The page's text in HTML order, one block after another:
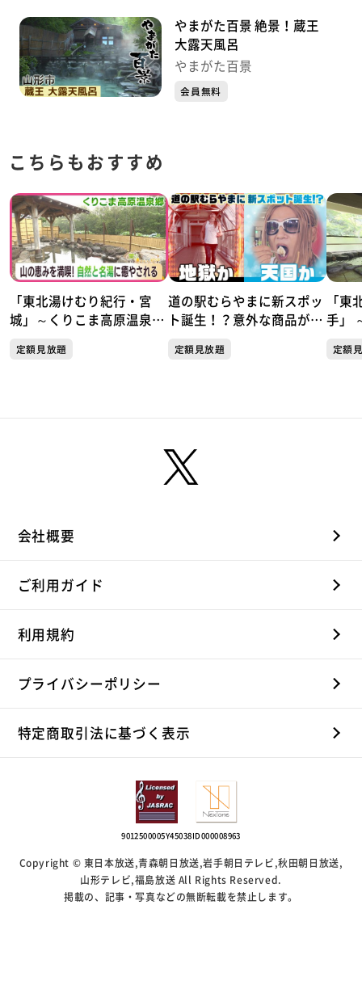
やまがた百景 絶景！蔵王
大露天風呂
やまがた百景
会員無料
こちらもおすすめ
「東北湯けむり紀行・宮
城」～くりこま高原温泉郷
定額見放題
道の駅むらやまに新スポッ
ト誕生！？意外な商品が人
だけしか楽しめない極上の
定額見放題
「東
手」
定額
会社概要
ご利用ガイド
利用規約
プライバシーポリシー
特定商取引法に基づく表示
9012500005Y45038 ID000008963
Copyright © 東日本放送,青森朝日放送,岩手朝日テレビ,秋田朝日放送,
山形テレビ,福島放送 All Rights Reserved.
掲載の、記事・写真などの無断転載を禁止します。